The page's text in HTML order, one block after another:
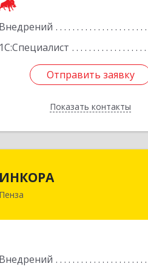
Отправить заявку
Показать контакты
Отправить заявку
Назад